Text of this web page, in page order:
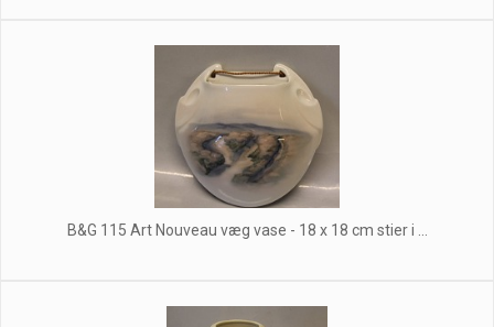
B&G 115 Art Nouveau væg vase - 18 x 18 cm stier i ...